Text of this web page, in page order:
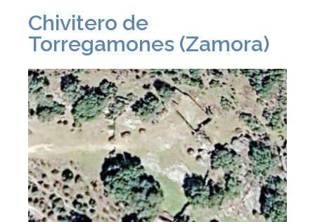
Chivitero de
Torregamones (Zamora)